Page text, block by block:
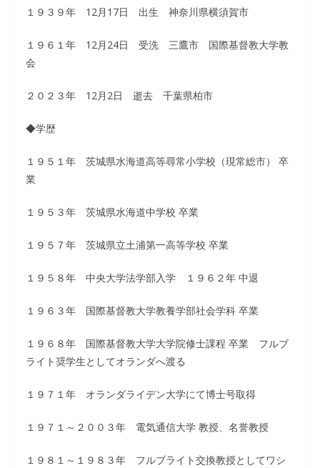
１９３９年 12月17日 出生 神奈川県横須賀市
１９６１年 12月24日 受洗 三鷹市 国際基督教大学教
会
２０２３年 12月2日 逝去 千葉県柏市
◆学歴
１９５１年 茨城県水海道高等尋常小学校（現常総市） 卒
業
１９５３年 茨城県水海道中学校 卒業
１９５７年 茨城県立土浦第一高等学校 卒業
１９５８年 中央大学法学部入学 １９６２年 中退
１９６３年 国際基督教大学教養学部社会学科 卒業
１９６８年 国際基督教大学大学院修士課程 卒業 フルブ
ライト奨学生としてオランダへ渡る
１９７１年 オランダライデン大学にて博士号取得
１９７１～２００３年 電気通信大学 教授、名誉教授
１９８１～１９８３年 フルブライト交換教授としてワシ